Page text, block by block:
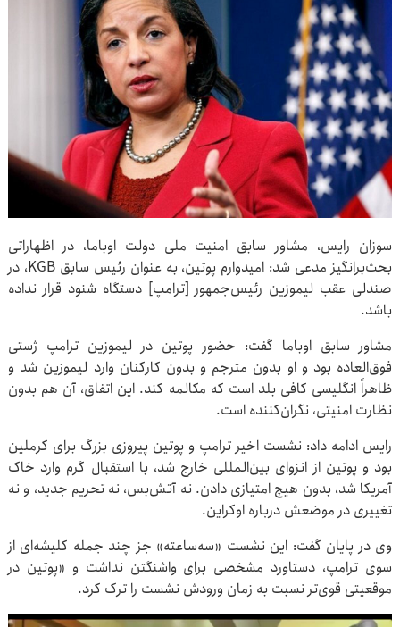
سوزان رایس، مشاور سابق امنیت ملی دولت اوباما، در اظهاراتی
بحث‌برانگیز مدعی شد: امیدوارم پوتین، به عنوان رئیس سابق KGB، در
صندلی عقب لیموزین رئیس‌جمهور [ترامپ] دستگاه شنود قرار نداده
باشد.
مشاور سابق اوباما گفت: حضور پوتین در لیموزین ترامپ ژستی
فوق‌العاده بود و او بدون مترجم و بدون کارکنان وارد لیموزین شد و
ظاهراً انگلیسی کافی بلد است که مکالمه کند. این اتفاق، آن هم بدون
نظارت امنیتی، نگران‌کننده است.
رایس ادامه داد: نشست اخیر ترامپ و پوتین پیروزی بزرگ برای کرملین
بود و پوتین از انزوای بین‌المللی خارج شد، با استقبال گرم وارد خاک
آمریکا شد، بدون هیچ امتیازی دادن. نه آتش‌بس، نه تحریم جدید، و نه
تغییری در موضعش درباره اوکراین.
وی در پایان گفت: این نشست «سه‌ساعته» جز چند جمله کلیشه‌ای از
سوی ترامپ، دستاورد مشخصی برای واشنگتن نداشت و «پوتین در
موقعیتی قوی‌تر نسبت به زمان ورودش نشست را ترک کرد.